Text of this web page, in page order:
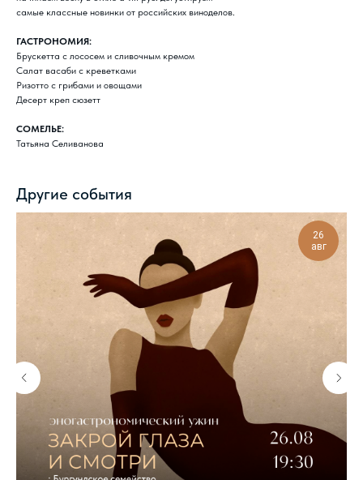
самые классные новинки от российских виноделов.
ГАСТРОНОМИЯ:
Брускетта с лососем и сливочным кремом
Салат васаби с креветками
Ризотто с грибами и овощами
Десерт креп сюзетт
СОМЕЛЬЕ:
Татьяна Селиванова
Другие события
26
авг